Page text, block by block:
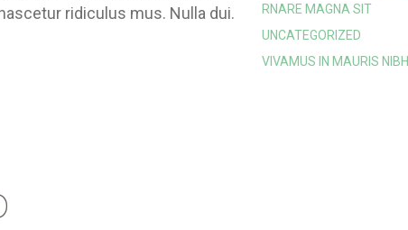
ridiculus mus. Nulla dui.
RNARE MAGNA SIT
UNCATEGORIZED
VIVAMUS IN MAURIS NIBH